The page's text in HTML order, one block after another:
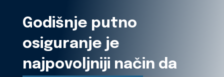
Godišnje putno
osiguranje je
najpovoljniji način da